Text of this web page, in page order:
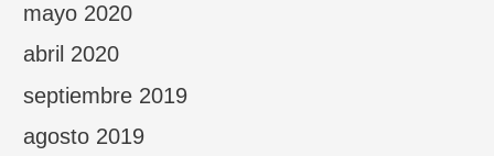
mayo 2020
abril 2020
septiembre 2019
agosto 2019